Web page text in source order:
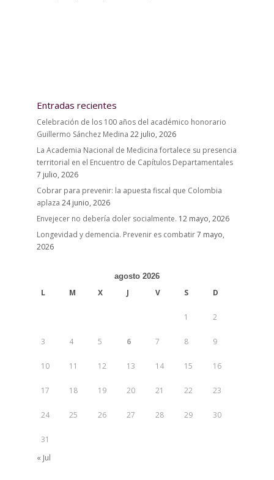
Entradas recientes
Celebración de los 100 años del académico honorario
Guillermo Sánchez Medina 22 julio, 2026
La Academia Nacional de Medicina fortalece su presencia
territorial en el Encuentro de Capítulos Departamentales
7 julio, 2026
Cobrar para prevenir: la apuesta fiscal que Colombia
aplaza 24 junio, 2026
Envejecer no debería doler socialmente. 12 mayo, 2026
Longevidad y demencia. Prevenir es combatir7 mayo,
2026
agosto 2026
L M X J V S D
1 2
3 4 5 6 7 8 9
10 11 12 13 14 15 16
17 18 19 20 21 22 23
24 25 26 27 28 29 30
31
« Jul